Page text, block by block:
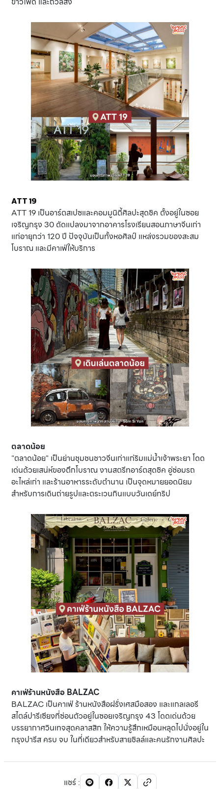
ATT 19
ATT 19 เป็นอาร์ตสเปซและคอมมูนิตี้ศิลปะสุดชิค ตั้งอยู่ในซอย
เจริญกรุง 30 ดัดแปลงมาจากอาคารโรงเรียนสอนภาษาจีนเก่า
แก่อายุกว่า 120 ปี ปัจจุบันเป็นทั้งหอศิลป์ แหล่งรวมของสะสม
โบราณ และมีคาเฟ่ให้บริการ
ตลาดน้อย
"ตลาดน้อย" เป็นย่านชุมชนชาวจีนเก่าแก่ริมแม่น้ำเจ้าพระยา โดด
เด่นด้วยเสน่ห์ของตึกโบราณ งานสตรีทอาร์ตสุดชิค อู่ซ่อมรถ
อะไหล่เก่า และร้านอาหารระดับตำนาน เป็นจุดหมายยอดนิยม
สำหรับการเดินถ่ายรูปและตระเวนกินแบบวันเดย์ทริป
คาเฟ่ร้านหนังสือ BALZAC
BALZAC เป็นคาเฟ่ ร้านหนังสือฝรั่งเศสมือสอง และแกลเลอรี
สไตล์ปารีเซียงที่ซ่อนตัวอยู่ในซอยเจริญกรุง 43 โดดเด่นด้วย
บรรยากาศวินเทจสุดคลาสสิก ให้ความรู้สึกเหมือนหลุดไปนั่งอยู่ใน
กรุงปารีส ครบ จบ ในที่เดียวสำหรับสายชิลล์และคนรักงานศิลปะ
แชร์: